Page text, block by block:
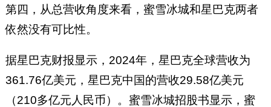
第四，从总营收角度来看，蜜雪冰城和星巴克两者
依然没有可比性。
据星巴克财报显示，2024年，星巴克全球营收为
361.76亿美元，星巴克中国的营收29.58亿美元
（210多亿元人民币）。蜜雪冰城招股书显示，蜜